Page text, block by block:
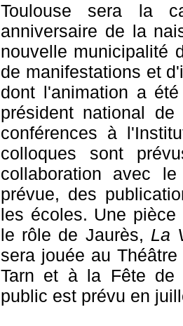
Toulouse sera la
anniversaire de la
nouvelle municipalité
de manifestations et
dont l'animation a
président national
conférences à
colloques sont
collaboration avec
prévue, des
les écoles. Une pièce
le rôle de Jaurès, La
sera jouée au
Tarn et à la Fête
public est prévu en